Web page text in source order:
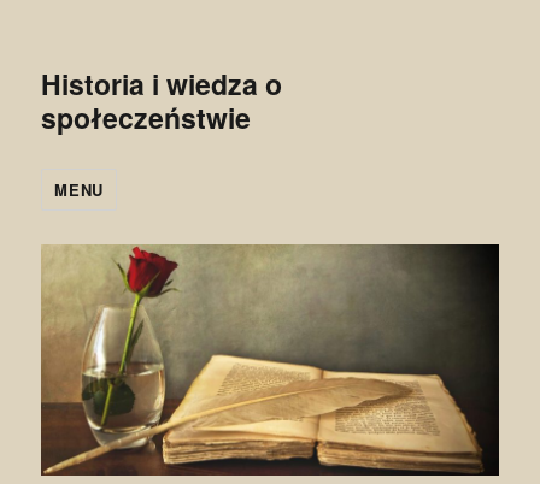
Historia i wiedza o
społeczeństwie
MENU